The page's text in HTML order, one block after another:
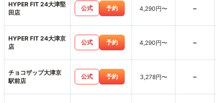
HYPER FIT 24大津堅
田店
公式 予約 4,290円〜 -
HYPER FIT 24大津京
店
公式 予約 4,290円〜 -
チョコザップ大津京
駅前店
公式 予約 3,278円〜 -